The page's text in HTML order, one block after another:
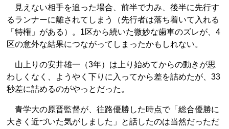
見えない相手を追った場合、前半で力み、後半に先行す
るランナーに離されてしまう（先行者は落ち着いて入れる
「特権」がある）。1区から続いた微妙な歯車のズレが、4
区の意外な結果につながってしまったかもしれない。
山上りの安井雄一（3年）は上り始めてからの動きが思
わしくなく、ようやく下りに入ってから差を詰めたが、33
秒差に詰めるのがやっとだった。
青学大の原晋監督が、往路優勝した時点で「総合優勝に
大きく近づいた気がしました」と話したのは当然だっただ